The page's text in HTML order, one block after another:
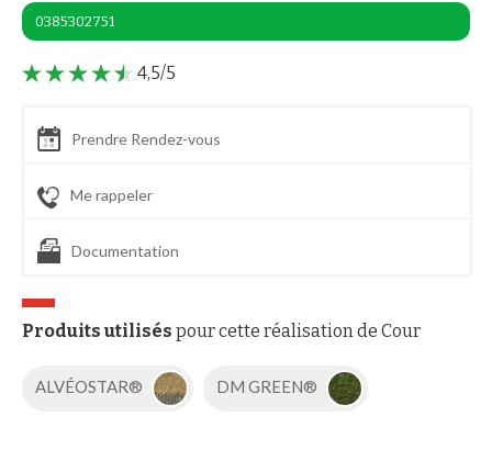
0385302751
4,5/5
Prendre Rendez-vous
Me rappeler
Documentation
Produits utilisés pour cette réalisation de Cour
ALVÉOSTAR® DM GREEN®